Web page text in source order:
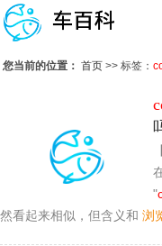
您当前的位置： 首页 >> 标签：
"
然看起来相似，但含义和 浏